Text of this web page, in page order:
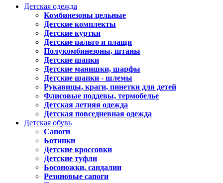
Детская одежда
Комбинезоны цельные
Детские комплекты
Детские куртки
Детские пальто и плащи
Полукомбинезоны, штаны
Детские шапки
Детские манишки, шарфы
Детские шапки - шлемы
Рукавицы, краги, пинетки для детей
Флисовые поддевы, термобелье
Детская летняя одежда
Детская повседневная одежда
Детская обувь
Сапоги
Ботинки
Детские кроссовки
Детские туфли
Босоножки, сандалии
Резиновые сапоги